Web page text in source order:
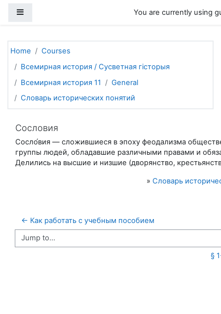
You are currently using
Home
Courses
Всемирная история / Сусветная гісторыя
Всемирная история 11
General
Словарь исторических понятий
Сословия
Сосло́вия — сложившиеся в эпоху феодализма
группы людей, обладавшие различными правами и
Делились на высшие и низшие (дворянство,
» Словарь
← Как работать с учебным пособием
Jump to...
§